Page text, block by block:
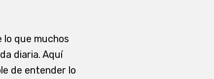
que muchos
diaria. Aquí
de entender lo